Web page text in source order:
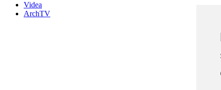
Videa
ArchTV